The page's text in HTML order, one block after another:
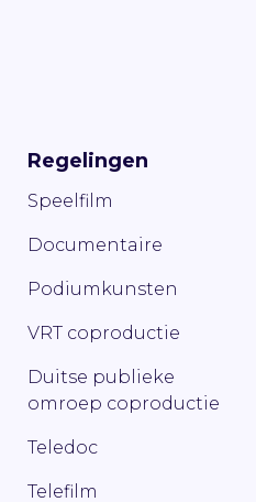
Regelingen
Speelfilm
Documentaire
Podiumkunsten
VRT coproductie
Duitse publieke
omroep coproductie
Teledoc
Telefilm